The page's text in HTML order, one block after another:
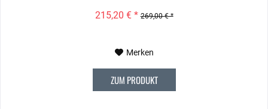
215,20 € * 269,00 € *
Merken
ZUM PRODUKT